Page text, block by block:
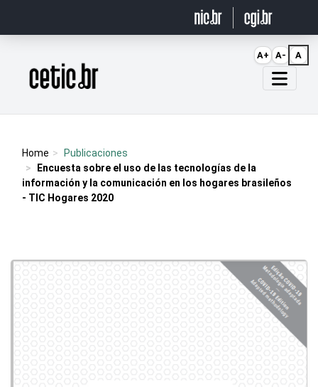
Página inicial
Home
Publicaciones
Encuesta sobre el uso de las tecnologías de la
información y la comunicación en los hogares brasileños
- TIC Hogares 2020
A+ A- A